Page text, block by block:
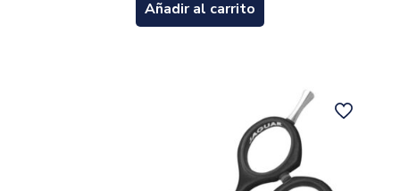
Añadir al carrito